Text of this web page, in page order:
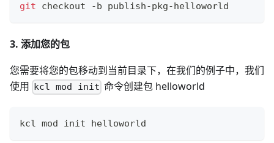
git checkout -b publish-pkg-helloworld
3. 添加您的包
您需要将您的包移动到当前目录下，在我们的例子中，我们
使用
kcl mod init 命令创建包 helloworld
kcl mod init helloworld